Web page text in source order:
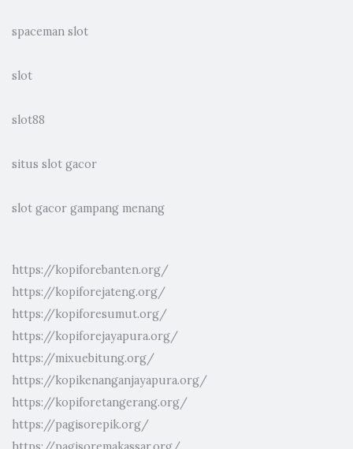
spaceman slot
slot
slot88
situs slot gacor
slot gacor gampang menang
https://kopiforebanten.org/
https://kopiforejateng.org/
https://kopiforesumut.org/
https://kopiforejayapura.org/
https://mixuebitung.org/
https://kopikenanganjayapura.org/
https://kopiforetangerang.org/
https://pagisorepik.org/